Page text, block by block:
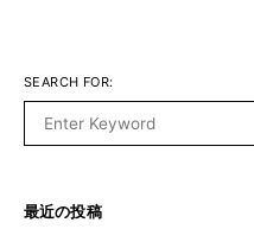
SEARCH FOR:
最近の投稿